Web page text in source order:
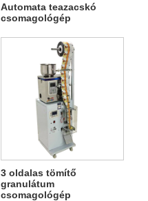
Automata teazacskó
csomagológép
3 oldalas tömítő
granulátum
csomagológép